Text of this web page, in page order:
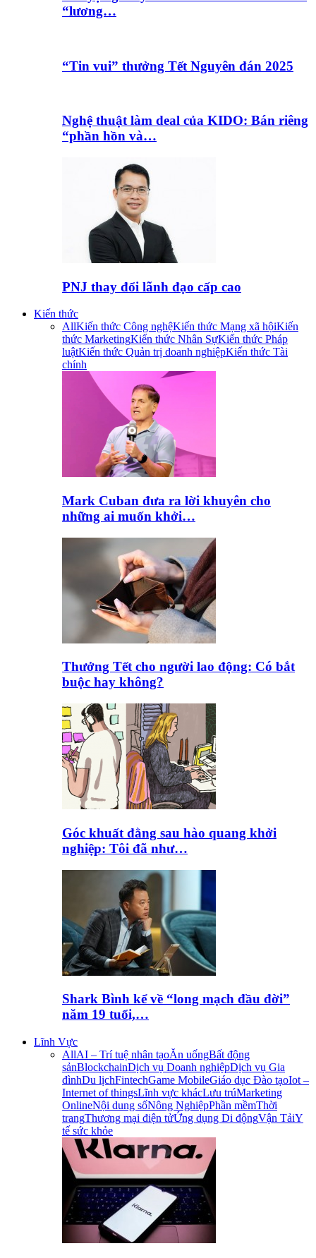
“lương…
“Tin vui” thưởng Tết Nguyên đán 2025
Nghệ thuật làm deal của KIDO: Bán riêng
“phần hồn và…
PNJ thay đổi lãnh đạo cấp cao
Kiến thức
AllKiến thức Công nghệKiến thức Mạng xã hộiKiến
thức MarketingKiến thức Nhân SựKiến thức Pháp
luậtKiến thức Quản trị doanh nghiệpKiến thức Tài
chính
Mark Cuban đưa ra lời khuyên cho
những ai muốn khởi…
Thưởng Tết cho người lao động: Có bắt
buộc hay không?
Góc khuất đằng sau hào quang khởi
nghiệp: Tôi đã như…
Shark Bình kể về “long mạch đầu đời”
năm 19 tuổi,…
Lĩnh Vực
AllAI – Trí tuệ nhân tạoĂn uốngBất động
sảnBlockchainDịch vụ Doanh nghiệpDịch vụ Gia
đìnhDu lịchFintechGame MobileGiáo dục Đào tạoIot –
Internet of thingsLĩnh vực khácLưu trúMarketing
OnlineNội dung sốNông NghiệpPhần mềmThời
trangThương mại điện tửỨng dụng Di độngVận TảiY
tế sức khỏe